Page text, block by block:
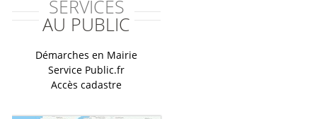
SERVICES
AU PUBLIC
Démarches en Mairie
Service Public.fr
Accès cadastre